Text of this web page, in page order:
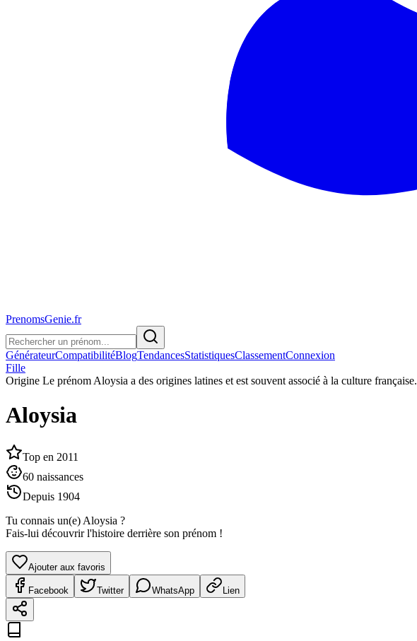
PrenomsGenie.fr
GénérateurCompatibilitéBlogTendancesStatistiquesClassementConnexion
Fille
Origine Le prénom Aloysia a des origines latines et est souvent associé à la culture française.
Aloysia
Top en 2011
60 naissances
Depuis 1904
Tu connais un(e) Aloysia ?
Fais-lui découvrir l'histoire derrière son prénom !
Ajouter aux favoris
Facebook Twitter WhatsApp Lien